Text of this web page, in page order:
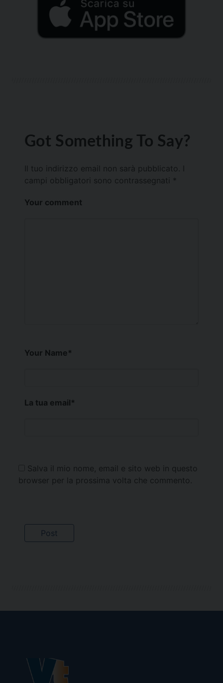
Got Something To Say?
Il tuo indirizzo email non sarà pubblicato.
campi obbligatori sono contrassegnati *
Your comment
Your Name*
La tua email*
Salva il mio nome, email e sito web in questo
browser per la prossima volta che commento.